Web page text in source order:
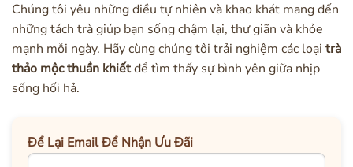
Chúng tôi yêu những điều tự nhiên và khao khát mang đến
những tách trà giúp bạn sống chậm lại, thư giãn và khỏe
mạnh mỗi ngày. Hãy cùng chúng tôi trải nghiệm các loại trà
thảo mộc thuần khiếtđể tìm thấy sự bình yên giữa nhịp
sống hối hả.
Để Lại Email Để Nhận Ưu Đãi